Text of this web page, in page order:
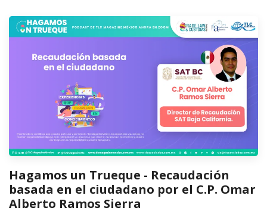
Hagamos un Trueque - Recaudación
basada en el ciudadano por el C.P. Omar
Alberto Ramos Sierra